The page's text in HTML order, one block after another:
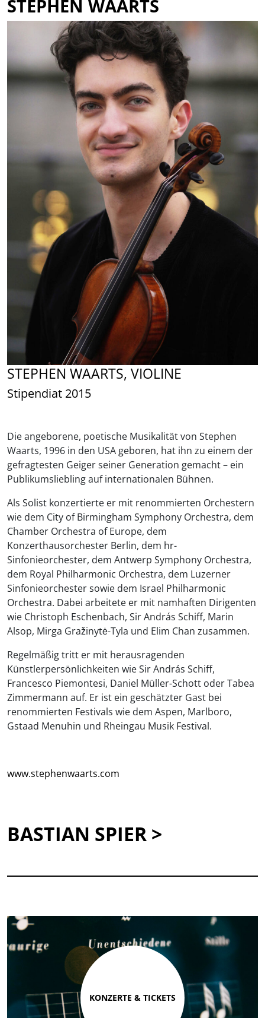
STEPHEN WAARTS
STEPHEN WAARTS, VIOLINE
Stipendiat 2015
Die angeborene, poetische Musikalität von Stephen
Waarts, 1996 in den USA geboren, hat ihn zu einem der
gefragtesten Geiger seiner Generation gemacht – ein
Publikumsliebling auf internationalen Bühnen.
Als Solist konzertierte er mit renommierten Orchestern
wie dem City of Birmingham Symphony Orchestra, dem
Chamber Orchestra of Europe, dem
Konzerthausorchester Berlin, dem hr-
Sinfonieorchester, dem Antwerp Symphony Orchestra,
dem Royal Philharmonic Orchestra, dem Luzerner
Sinfonieorchester sowie dem Israel Philharmonic
Orchestra. Dabei arbeitete er mit namhaften Dirigenten
wie Christoph Eschenbach, Sir András Schiff, Marin
Alsop, Mirga Gražinytė-Tyla und Elim Chan zusammen.
Regelmäßig tritt er mit herausragenden
Künstlerpersönlichkeiten wie Sir András Schiff,
Francesco Piemontesi, Daniel Müller-Schott oder Tabea
Zimmermann auf. Er ist ein geschätzter Gast bei
renommierten Festivals wie dem Aspen, Marlboro,
Gstaad Menuhin und Rheingau Musik Festival.
www.stephenwaarts.com
BASTIAN SPIER >
KONZERTE & TICKETS